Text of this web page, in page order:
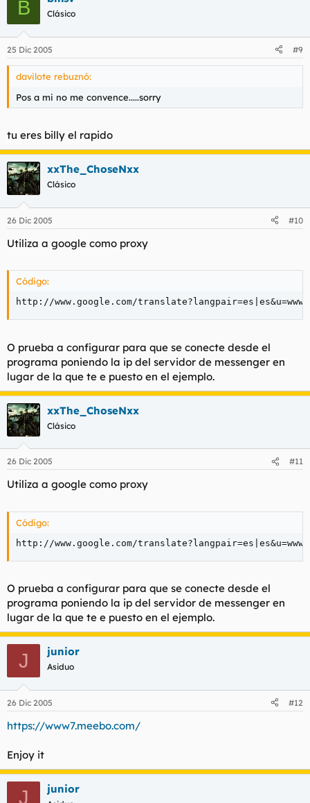
B Clásico
25 Dic 2005 #9
davilote rebuznó:
Pos a mi no me convence.....sorry
tu eres billy el rapido
xxThe_ChoseNxx
Clásico
26 Dic 2005 #10
Utiliza a google como proxy
Código:
http://www.google.com/
O prueba a configurar para que se conecte desde el
programa poniendo la ip del servidor de messenger en
lugar de la que te e puesto en el ejemplo.
xxThe_ChoseNxx
Clásico
26 Dic 2005 #11
Utiliza a google como proxy
Código:
http://www.google.com/
O prueba a configurar para que se conecte desde el
programa poniendo la ip del servidor de messenger en
lugar de la que te e puesto en el ejemplo.
J junior
Asiduo
26 Dic 2005 #12
https://www7.meebo.com/
Enjoy it
J junior